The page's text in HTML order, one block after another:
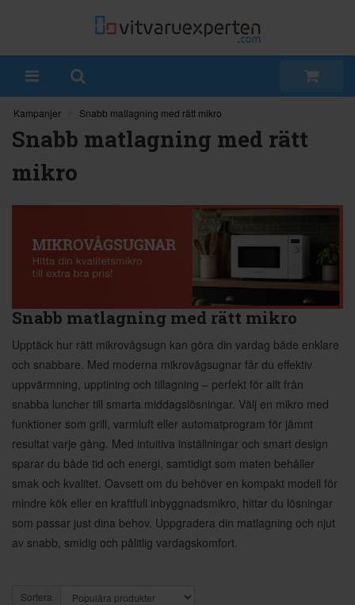
Kampanjer Snabb matlagning med rätt mikro
Snabb matlagning med rätt
mikro
Snabb matlagning med rätt mikro
Upptäck hur rätt mikrovågsugn kan göra din vardag både enklare
och snabbare. Med moderna mikrovågsugnar får du effektiv
uppvärmning, upptining och tillagning – perfekt för allt från
snabba luncher till smarta middagslösningar. Välj en mikro med
funktioner som grill, varmluft eller automatprogram för jämnt
resultat varje gång. Med intuitiva inställningar och smart design
sparar du både tid och energi, samtidigt som maten behåller
smak och kvalitet. Oavsett om du behöver en kompakt modell för
mindre kök eller en kraftfull inbyggnadsmikro, hittar du lösningar
som passar just dina behov. Uppgradera din matlagning och njut
av snabb, smidig och pålitlig vardagskomfort.
Sortera